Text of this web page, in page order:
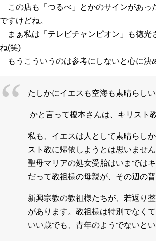
この店も「つるべ」とかのサインがあっ
ですけどね。
まぁ私は「テレビチャンピオン」も徳光
ね(笑)
もうこういうのは参考にしないと心に決
たしかにイエスも空海も素晴らし
かと言って榎本さんは、キリスト
私も、イエスは人として素晴らし
スト教に帰依しようとは思いませ
聖母マリアの処女受胎はいまでは
だって教祖様の母親が、その辺の
新興宗教の教祖様たちが、若返り
があります。教祖様は特別でなく
いい歳でも、青年のようでないと